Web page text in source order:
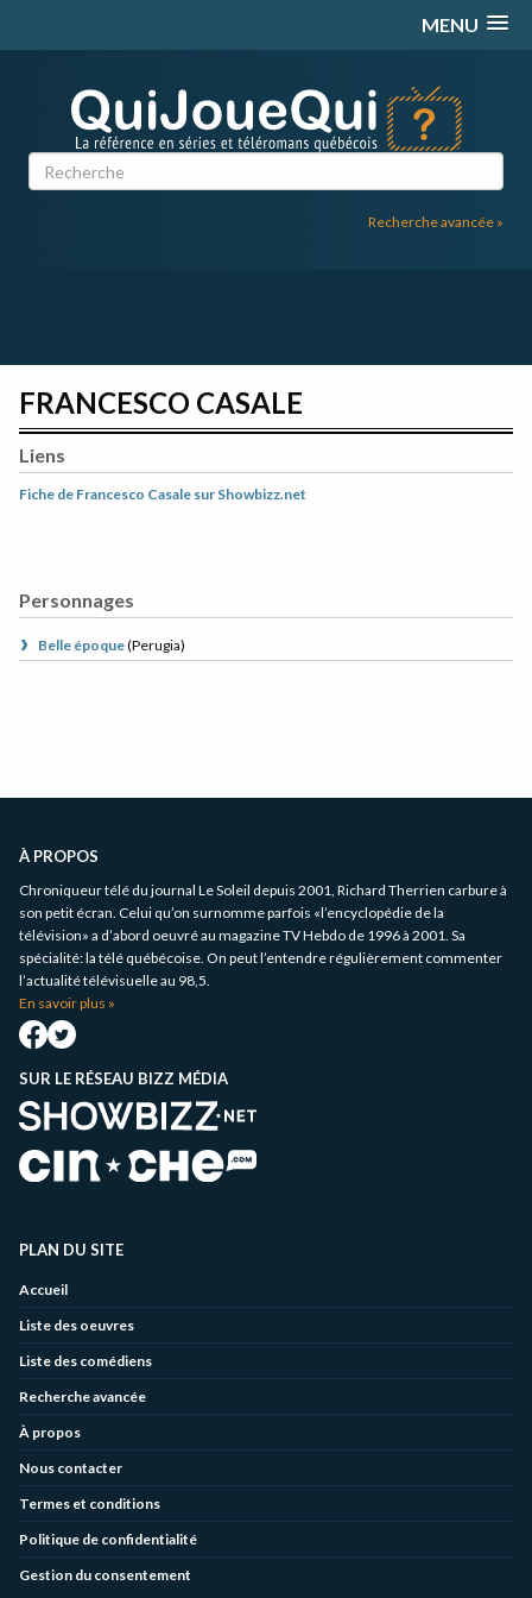
MENU
Recherche avancée »
FRANCESCO CASALE
Liens
Fiche de Francesco Casale sur Showbizz.net
Personnages
Belle époque(Perugia)
À PROPOS
Chroniqueur télé du journal Le Soleil depuis 2001, Richard Therrien carbure à
son petit écran. Celui qu’on surnomme parfois «l’encyclopédie de la
télévision» a d’abord oeuvré au magazine TV Hebdo de 1996 à 2001. Sa
spécialité: la télé québécoise. On peut l’entendre régulièrement commenter
l’actualité télévisuelle au 98,5.
En savoir plus »
SUR LE RÉSEAU BIZZ MÉDIA
PLAN DU SITE
Accueil
Liste des oeuvres
Liste des comédiens
Recherche avancée
À propos
Nous contacter
Termes et conditions
Politique de confidentialité
Gestion du consentement